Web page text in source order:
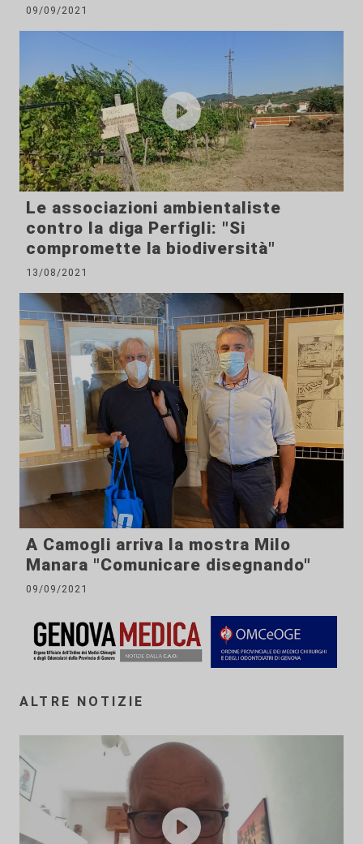
09/09/2021
Le associazioni ambientaliste
contro la diga Perfigli: "Si
compromette la biodiversità"
13/08/2021
A Camogli arriva la mostra Milo
Manara "Comunicare disegnando"
09/09/2021
ALTRE NOTIZIE